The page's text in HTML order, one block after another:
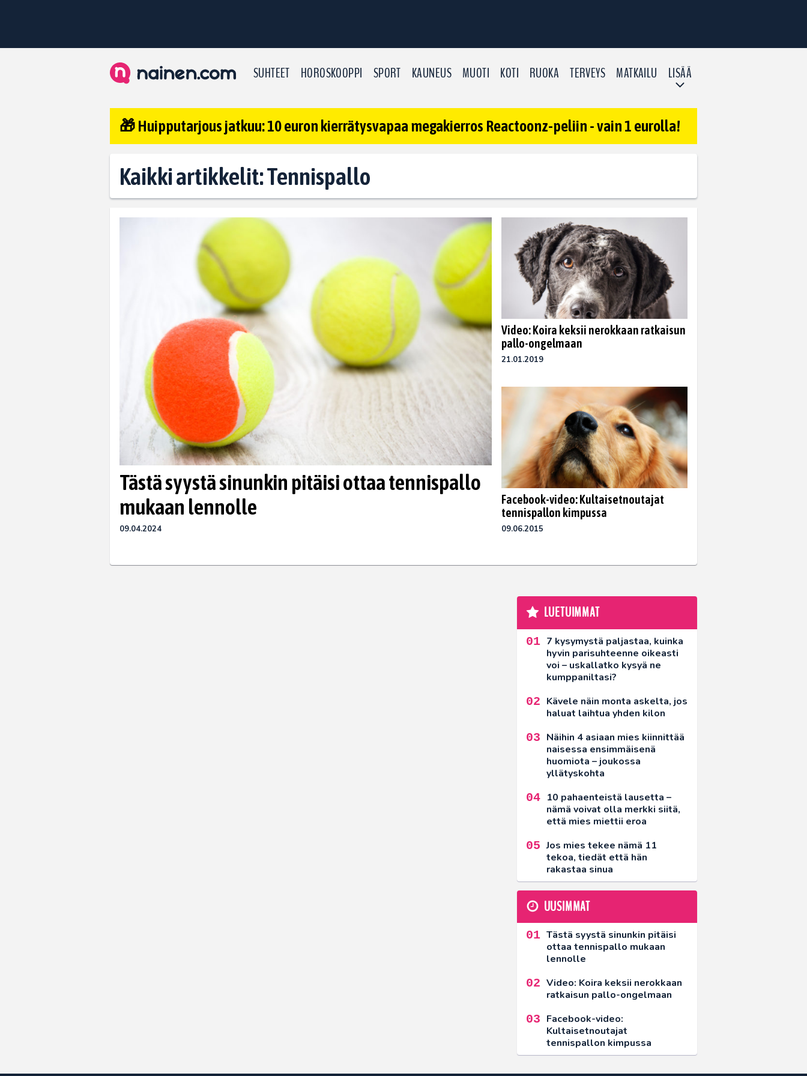
SUHTEET HOROSKOOPPI SPORT KAUNEUS MUOTI KOTI RUOKA TERVEYS MATKAILU LISÄÄ
🎁 Huipputarjous jatkuu: 10 euron kierrätysvapaa megakierros Reactoonz-peliin - vain 1 eurolla!
Kaikki artikkelit: Tennispallo
Tästä syystä sinunkin pitäisi ottaa tennispallo
mukaan lennolle
09.04.2024
Video: Koira keksii nerokkaan ratkaisun
pallo-ongelmaan
21.01.2019
Facebook-video: Kultaisetnoutajat
tennispallon kimpussa
09.06.2015
LUETUIMMAT
7 kysymystä paljastaa, kuinka
hyvin parisuhteenne oikeasti
voi – uskallatko kysyä ne
kumppaniltasi?
Kävele näin monta askelta, jos
haluat laihtua yhden kilon
Näihin 4 asiaan mies kiinnittää
naisessa ensimmäisenä
huomiota – joukossa
yllätyskohta
10 pahaenteistä lausetta –
nämä voivat olla merkki siitä,
että mies miettii eroa
Jos mies tekee nämä 11
tekoa, tiedät että hän
rakastaa sinua
UUSIMMAT
Tästä syystä sinunkin pitäisi
ottaa tennispallo mukaan
lennolle
Video: Koira keksii nerokkaan
ratkaisun pallo-ongelmaan
Facebook-video:
Kultaisetnoutajat
tennispallon kimpussa